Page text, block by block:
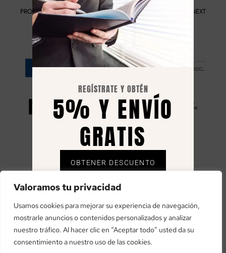
Valoramos tu privacidad
Usamos cookies para mejorar su experiencia de navegación,
mostrarle anuncios o contenidos personalizados y analizar
nuestro tráfico. Al hacer clic en “Aceptar todo” usted da su
consentimiento a nuestro uso de las cookies.
PROGRAMA KIT DIGITAL FINANCIADO POR LOS FONDOS NEXT
GENERATION DEL MECANISMO DE RECUPERACIÓN Y
RESILIENCIA
«financiado por la Unión Europea – NextGenerationEU»
«Financiado por la Unión Europea – NextGenerationEU. Sin
embargo, los puntos de vista y las opiniones expresadas son
únicamente los del autor o autores y no reflejan necesariamente
los de la Unión Europea o la Comisión Europea. Ni la Unión
Europea ni la Comisión Europea pueden ser consideradas
REGÍSTRATE Y OBTÉN
5% Y ENVÍO
GRATIS
OBTENER DESCUENTO
mediante cupón al correo registrado.